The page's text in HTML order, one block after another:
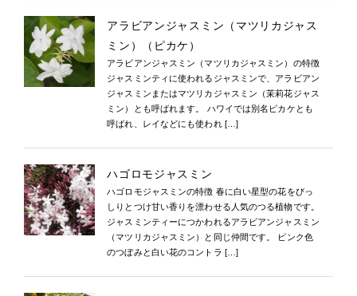
アラビアンジャスミン（マツリカジャス
ミン）（ピカケ）
アラビアンジャスミン（マツリカジャスミン）の特徴
ジャスミンティに使われるジャスミンで、アラビアン
ジャスミンまたはマツリカジャスミン（茉莉花ジャス
ミン）とも呼ばれます。 ハワイでは別名ピカケとも
呼ばれ、レイなどにも使われ […]
ハゴロモジャスミン
ハゴロモジャスミンの特徴 春に白い星型の花をびっ
しりとつけ甘い香りを漂わせる人気のつる植物です。
ジャスミンティーにつかわれるアラビアンジャスミン
（マツリカジャスミン）と同じ仲間です。 ピンク色
のつぼみと白い花のコントラ […]